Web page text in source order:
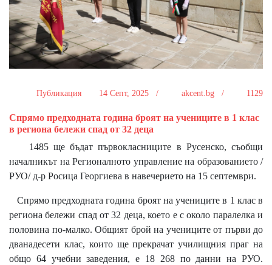
Публикация 14 Септ, 2025 / akcent.bg / 1129
Спрямо предходната година броят на учениците в 1 клас
в региона бележи спад от 32 деца
1485 ще бъдат първокласниците в Русенско, съобщи
началникът на Регионалното управление на образованието /
РУО/ д-р Росица Георгиева в навечерието на 15 септември.
Спрямо предходната година броят на учениците в 1 клас в
региона бележи спад от 32 деца, което е с около паралелка и
половина по-малко. Общият брой на учениците от първи до
дванадесети клас, които ще прекрачат училищния праг на
общо 64 учебни заведения, е 18 268 по данни на РУО.